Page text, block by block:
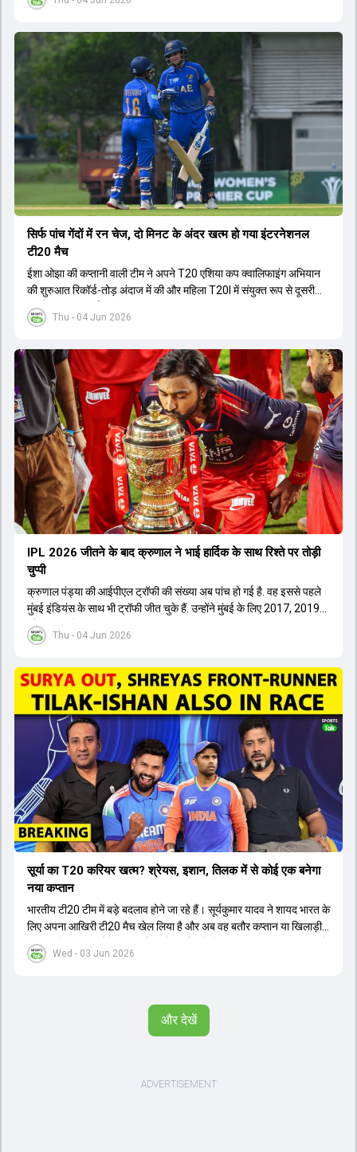
Thu - 04 Jun 2026
सिर्फ पांच गेंदों में रन चेज, दो मिनट के अंदर खत्म हो गया इंटरनेशनल
टी20 मैच
ईशा ओझा की कप्तानी वाली टीम ने अपने T20 एशिया कप क्वालिफाइंग अभियान
की शुरुआत रिकॉर्ड-तोड़ अंदाज में की और महिला T20I में संयुक्त रूप से दूसरी
सबसे बड़ी जीत दर्ज की.
Thu - 04 Jun 2026
IPL 2026 जीतने के बाद क्रुणाल ने भाई हार्द‍िक के साथ र‍िश्ते पर तोड़ी
चुप्पी
क्रुणाल पंड्या की आईपीएल ट्रॉफी की संख्या अब पांच हो गई है. वह इससे पहले
मुंबई इंडियंस के साथ भी ट्रॉफी जीत चुके हैं. उन्होंने मुंबई के लिए 2017, 2019
और 2020 में ट्रॉफी जीती थी.
Wed - 03 Jun 2026
सूर्या का T20 करियर खत्म? श्रेयस, इशान, तिलक में से कोई एक बनेगा
नया कप्तान
भारतीय टी20 टीम में बड़े बदलाव होने जा रहे हैं। सूर्यकुमार यादव ने शायद भारत के
लिए अपना आखिरी टी20 मैच खेल लिया है और अब वह बतौर कप्तान या खिलाड़ी
टीम का हिस्सा नहीं होंगे। आयरलैंड और इंग्लैंड के खिलाफ आगामी टी20 सीरीज के
लिए नए कप्तान की तलाश जारी है। इस रेस में श्रेयस अय्यर सबसे आगे चल रहे
दौड़ से बाहर हैं। आगामी सीरीज के लिए वैभव सूर्यवंशी को तीसरे ओपनर के तौर पर
टीम में शामिल किया जाएगा, जबकि अभिषेक शर्मा और संजू सैमसन पहली पसंद
और देखें